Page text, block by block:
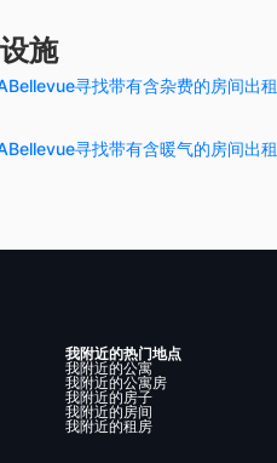
施
寻找带有含杂费的房间出租
寻找带有含暖气的房间出租
我附近的热门地点
我附近的公寓
我附近的公寓房
我附近的房子
我附近的房间
我附近的租房